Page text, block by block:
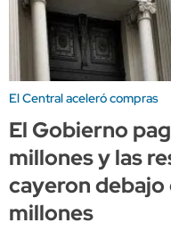
El Central aceleró compras
El Gobierno
millones y las
cayeron
millones